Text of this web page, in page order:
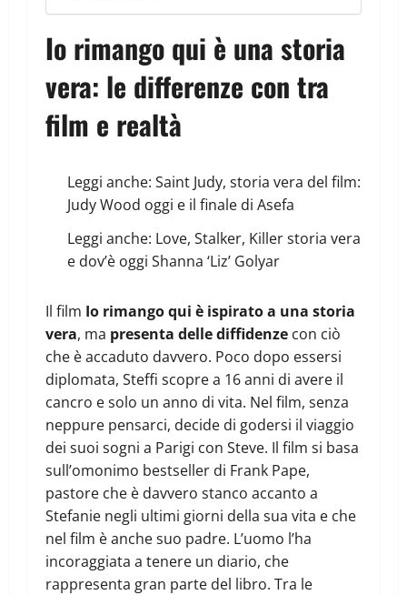
Io rimango qui è una storia
vera: le differenze con tra
film e realtà
Leggi anche: Saint Judy, storia vera del film:
Judy Wood oggi e il finale di Asefa
Leggi anche: Love, Stalker, Killer storia vera
e dov’è oggi Shanna ‘Liz’ Golyar
Il film Io rimango qui è ispirato a una storia
vera, ma presenta delle diffidenze con ciò
che è accaduto davvero. Poco dopo essersi
diplomata, Steffi scopre a 16 anni di avere il
cancro e solo un anno di vita. Nel film, senza
neppure pensarci, decide di godersi il viaggio
dei suoi sogni a Parigi con Steve. Il film si basa
sull’omonimo bestseller di Frank Pape,
pastore che è davvero stanco accanto a
Stefanie negli ultimi giorni della sua vita e che
nel film è anche suo padre. L’uomo l’ha
incoraggiata a tenere un diario, che
rappresenta gran parte del libro. Tra le